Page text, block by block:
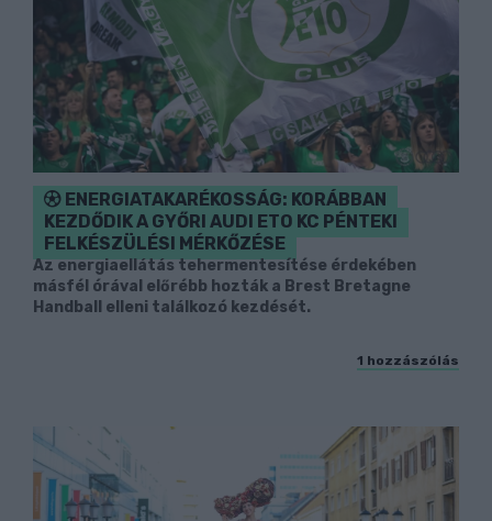
ENERGIATAKARÉKOSSÁG: KORÁBBAN
KEZDŐDIK A GYŐRI AUDI ETO KC PÉNTEKI
FELKÉSZÜLÉSI MÉRKŐZÉSE
Az energiaellátás tehermentesítése érdekében
másfél órával előrébb hozták a Brest Bretagne
Handball elleni találkozó kezdését.
1 hozzászólás